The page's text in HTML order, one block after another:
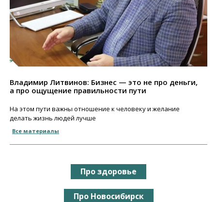
Владимир Литвинов: Бизнес — это не про деньги,
а про ощущение правильности пути
На этом пути важны отношение к человеку и желание
делать жизнь людей лучше
Все материалы
Про здоровье
Про Новосибирск